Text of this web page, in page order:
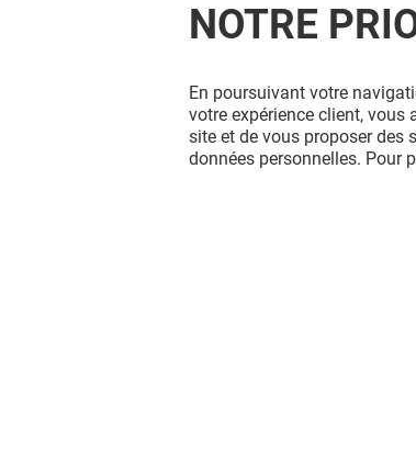
NOTRE
En poursuivant votre
votre expérience client,
site et de vous proposer des
données personnelles. Pour